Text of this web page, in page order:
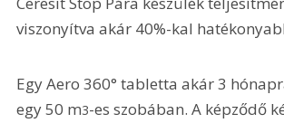
viszonyítva akár 40%-kal
Egy Aero 360° tabletta akár 3
egy 50 m3-es szobában. A képződő